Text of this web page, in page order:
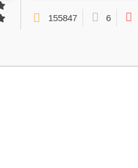
155847 6